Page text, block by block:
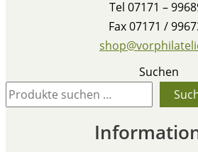
Tel 07171 –
Fax 07171 /
Suchen